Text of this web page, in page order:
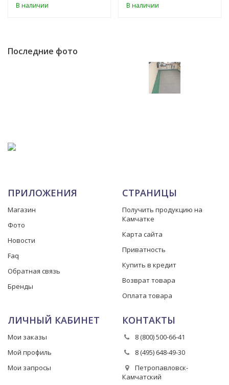
В наличии В наличии
Последние фото
ПРИЛОЖЕНИЯ
Магазин
Фото
Новости
Faq
Обратная связь
Бренды
СТРАНИЦЫ
Получить продукцию на
Камчатке
Карта сайта
Приватность
Купить в кредит
Возврат товара
Оплата товара
ЛИЧНЫЙ КАБИНЕТ
Мои заказы
Мой профиль
Мои запросы
КОНТАКТЫ
8 (800) 500-66-41
8 (495) 648-49-30
Петропавловск-
Камчатский